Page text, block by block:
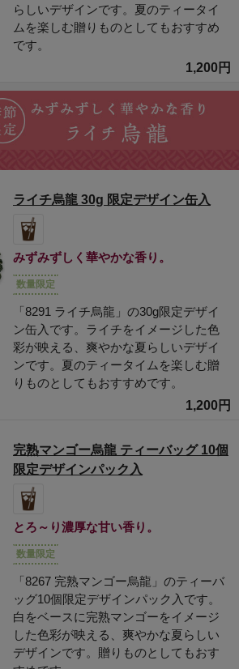
らしいデザインです。夏のティータイ
ムを楽しむ贈りものとしてもおすすめ
です。
1,200円
ライチ烏龍 30g 限定デザイン缶入
みずみずしく華やかな香り。
数量限定
「8291 ライチ烏龍」の30g限定デザイ
ン缶入です。ライチをイメージした色
彩が映える、爽やかな夏らしいデザイ
ンです。夏のティータイムを楽しむ贈
りものとしてもおすすめです。
1,200円
完熟マンゴー烏龍 ティーバッグ 10個
限定デザインパック入
とろ～り濃厚な甘い香り。
数量限定
「8267 完熟マンゴー烏龍」のティーバ
ッグ10個限定デザインパック入です。
白をベースに完熟マンゴーをイメージ
した色彩が映える、爽やかな夏らしい
デザインです。贈りものとしてもおす